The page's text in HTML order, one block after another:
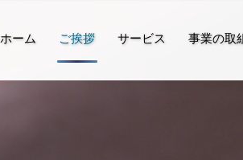
ホーム ご挨拶 サービス 事業の取